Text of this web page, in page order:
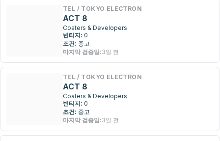
TEL / TOKYO ELECTRON
ACT 8
Coaters & Developers
빈티지: 0
조건: 중고
마지막 검증일:3일 전
TEL / TOKYO ELECTRON
ACT 8
Coaters & Developers
빈티지: 0
조건: 중고
마지막 검증일:3일 전